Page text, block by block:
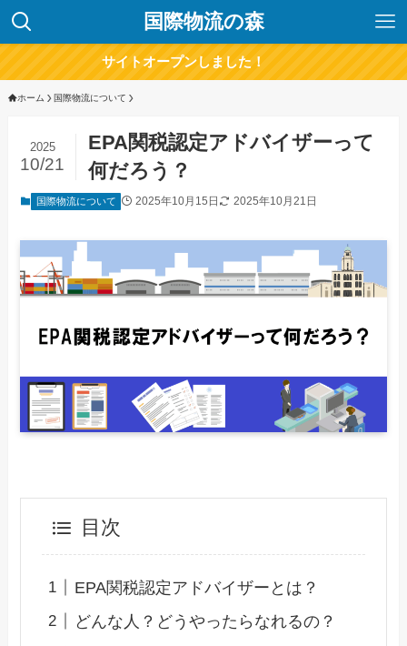
国際物流の森
サイトオープンしました！
ホーム 国際物流について
EPA関税認定アドバイザーって
何だろう？
2025
10/21
国際物流について 2025年10月15日 2025年10月21日
目次
EPA関税認定アドバイザーとは？
どんな人？どうやったらなれるの？